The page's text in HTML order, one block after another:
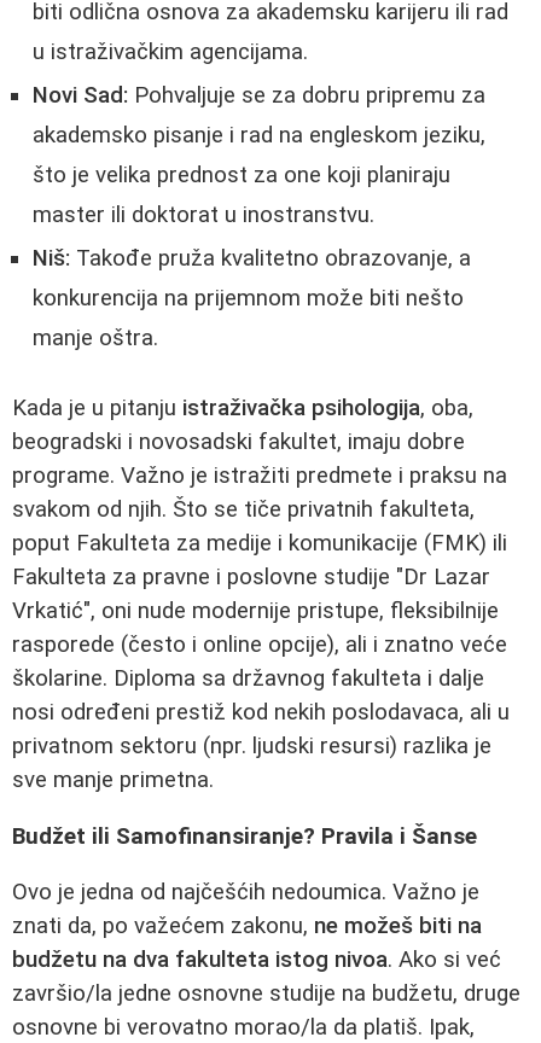
biti odlična osnova za akademsku karijeru ili rad
u istraživačkim agencijama.
Novi Sad: Pohvaljuje se za dobru pripremu za
akademsko pisanje i rad na engleskom jeziku,
što je velika prednost za one koji planiraju
master ili doktorat u inostranstvu.
Niš: Takođe pruža kvalitetno obrazovanje, a
konkurencija na prijemnom može biti nešto
manje oštra.
Kada je u pitanju istraživačka psihologija, oba,
beogradski i novosadski fakultet, imaju dobre
programe. Važno je istražiti predmete i praksu na
svakom od njih. Što se tiče privatnih fakulteta,
poput Fakulteta za medije i komunikacije (FMK) ili
Fakulteta za pravne i poslovne studije "Dr Lazar
Vrkatić", oni nude modernije pristupe, fleksibilnije
rasporede (često i online opcije), ali i znatno veće
školarine. Diploma sa državnog fakulteta i dalje
nosi određeni prestiž kod nekih poslodavaca, ali u
privatnom sektoru (npr. ljudski resursi) razlika je
sve manje primetna.
Budžet ili Samofinansiranje? Pravila i Šanse
Ovo je jedna od najčešćih nedoumica. Važno je
znati da, po važećem zakonu, ne možeš biti na
budžetu na dva fakulteta istog nivoa. Ako si već
završio/la jedne osnovne studije na budžetu, druge
osnovne bi verovatno morao/la da platiš. Ipak,